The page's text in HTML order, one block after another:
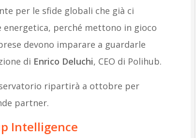
per le sfide globali che già ci
perché mettono in gioco
devono imparare a guardarle
di Enrico Deluchi, CEO di Polihub.
ripartirà a ottobre per
partner.
Intelligence